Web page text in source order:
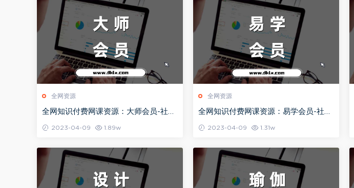
全网资源
全网知识付费网课资源：大师会员-社群
2023-04-09 1.89w
全网资源
全网知识付费网课资源：易学会员-社群
2023-04-09 1.31w